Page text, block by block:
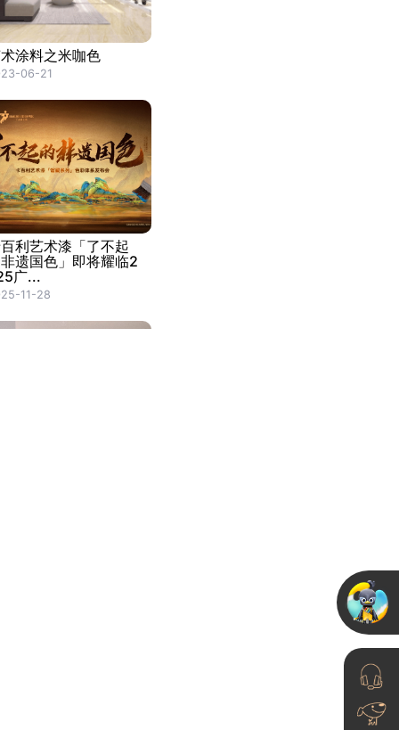
涂料之米咖色
06-21
利艺术漆「了不起
遗国色」即将耀临2
广...
11-28